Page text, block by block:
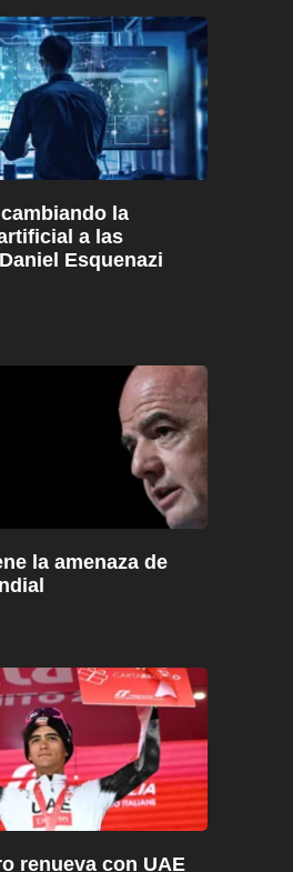
la
a las
Esquenazi
la amenaza de
renueva con UAE